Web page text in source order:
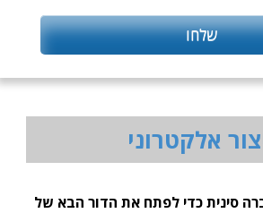
אלקטרוני
סינית כדי לפתח את הדור הבא של